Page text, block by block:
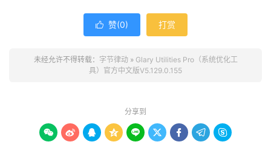
 赞(0) 打赏
未经允许不得转载： 字节律动» Glary Utilities Pro（系统优化工
具）官方中文版V5.129.0.155
分享到
        